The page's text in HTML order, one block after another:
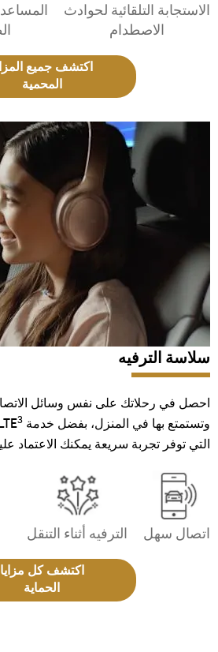
الاستجابة التلقائية لحوادث
الاصطدام
اكتشف جميع
المحمية
سلاسة الترفيه
احصل في رحلاتك على نفس وسائل الاتصال
وتستمتع بها في المنزل، بفضل خدمة 4G LTE 3
التي توفر تجربة سريعة يمكنك الاعتماد
اتصال سهل الترفيه أثناء التنقل
اكتشف كل مزايا
الحماية